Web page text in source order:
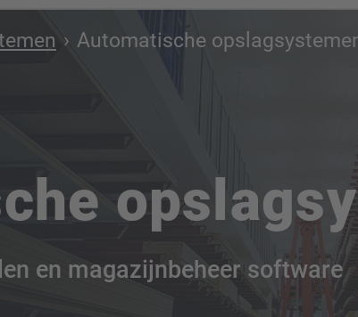
Automatische
en magazijnbeheer software